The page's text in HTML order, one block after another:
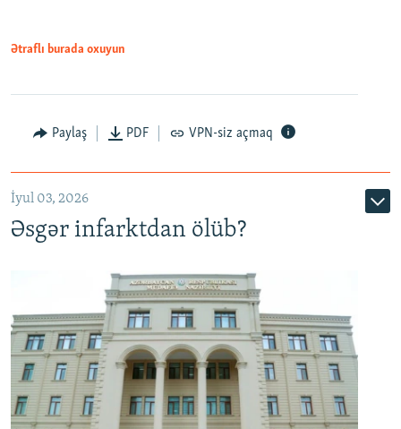
Auto 240p 360p 480p
720p 1080p
Ətraflı burada oxuyun
Paylaş PDF VPN-siz açmaq
İyul 03, 2026
Əsgər infarktdan ölüb?